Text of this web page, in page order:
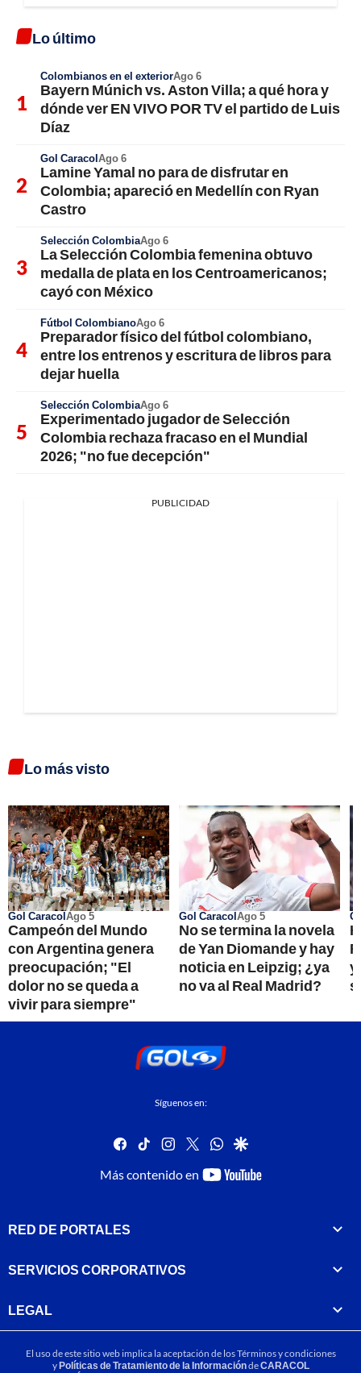
Lo último
Colombianos en el exteriorAgo 6
Bayern Múnich vs. Aston Villa; a qué hora y
dónde ver EN VIVO POR TV el partido de Luis
Díaz
Gol CaracolAgo 6
Lamine Yamal no para de disfrutar en
Colombia; apareció en Medellín con Ryan
Castro
Selección ColombiaAgo 6
La Selección Colombia femenina obtuvo
medalla de plata en los Centroamericanos;
cayó con México
Fútbol ColombianoAgo 6
Preparador físico del fútbol colombiano,
entre los entrenos y escritura de libros para
dejar huella
Selección ColombiaAgo 6
Experimentado jugador de Selección
Colombia rechaza fracaso en el Mundial
2026; "no fue decepción"
PUBLICIDAD
Lo más visto
Gol CaracolAgo 5
Campeón del Mundo
con Argentina genera
preocupación; "El
dolor no se queda a
vivir para siempre"
Gol CaracolAgo 5
No se termina la novela
de Yan Diomande y hay
noticia en Leipzig; ¿ya
no va al Real Madrid?
y
Síguenos en:
facebook
tiktok instagram
twitterwhatsapp
google
Más contenido en
youtube-
RED DE PORTALES
SERVICIOS CORPORATIVOS
LEGAL
El uso de este sitio web implica la aceptación de losTérminos y condiciones
yPolíticas de Tratamiento de la InformacióndeCARACOL